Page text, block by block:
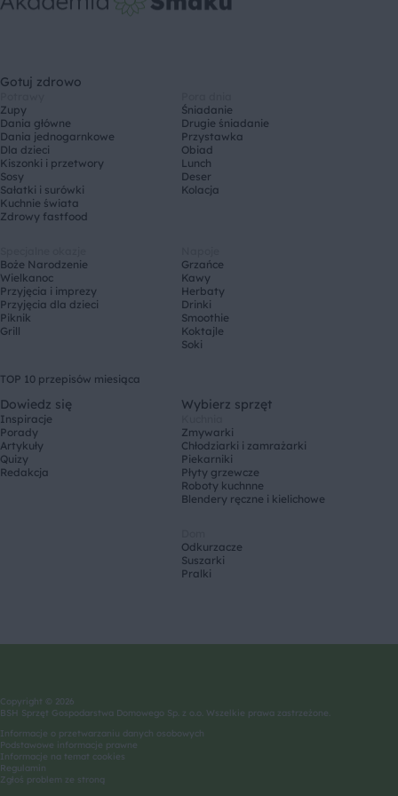
Gotuj zdrowo
Zupy
Dania główne
Dania jednogarnkowe
Dla dzieci
Kiszonki i przetwory
Sosy
Sałatki i surówki
Kuchnie świata
Zdrowy fastfood
Śniadanie
Drugie śniadanie
Przystawka
Obiad
Lunch
Deser
Kolacja
Boże Narodzenie
Wielkanoc
Przyjęcia i imprezy
Przyjęcia dla dzieci
Piknik
Grill
Grzańce
Kawy
Herbaty
Drinki
Smoothie
Koktajle
Soki
TOP 10 przepisów miesiąca
Dowiedz się
Inspiracje
Porady
Artykuły
Quizy
Redakcja
Wybierz sprzęt
Zmywarki
Chłodziarki i zamrażarki
Piekarniki
Płyty grzewcze
Roboty kuchnne
Blendery ręczne i kielichowe
Odkurzacze
Suszarki
Pralki
Copyright © 2026
BSH Sprzęt Gospodarstwa Domowego Sp. z o.o. Wszelkie prawa zastrzeżone.
Informacje o przetwarzaniu danych osobowych
Podstawowe informacje prawne
Informacje na temat cookies
Regulamin
Zgłoś problem ze stroną